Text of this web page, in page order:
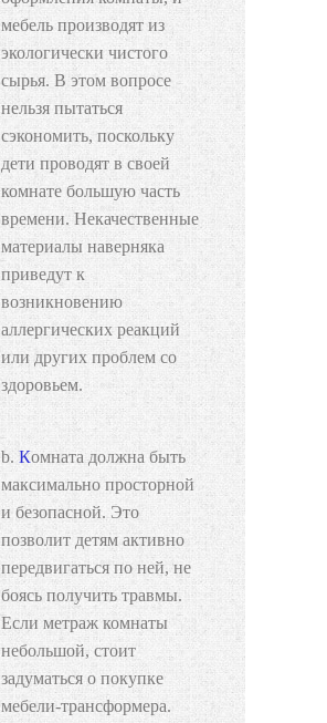
мебель производят из
экологически чистого
сырья. В этом вопросе
нельзя пытаться
сэкономить, поскольку
дети проводят в своей
комнате большую часть
времени. Некачественные
материалы наверняка
приведут к
возникновению
аллергических реакций
или других проблем со
здоровьем.
Комната должна быть
максимально просторной
и безопасной. Это
позволит детям активно
передвигаться по ней, не
боясь получить травмы.
Если метраж комнаты
небольшой, стоит
задуматься о покупке
мебели-трансформера.